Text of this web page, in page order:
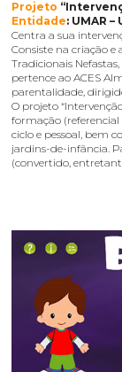
Projeto
Entidade: UMAR
Centra a sua
Consiste na criação
Tradicionais
pertence ao ACES
parentalidade,
O projeto
formação (referencial
ciclo e pessoal, bem
jardins-de-infância.
(convertido,